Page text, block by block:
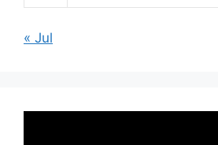
« Jul